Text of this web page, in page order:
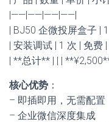
|——|——|——|——|
| BJ50 企微投屏盒子 |
| 安装调试 | 1 次 | 免费 |
| **总计** | | |
核心优势 ：
– 即插即用，无需配置
– 企业微信深度集成